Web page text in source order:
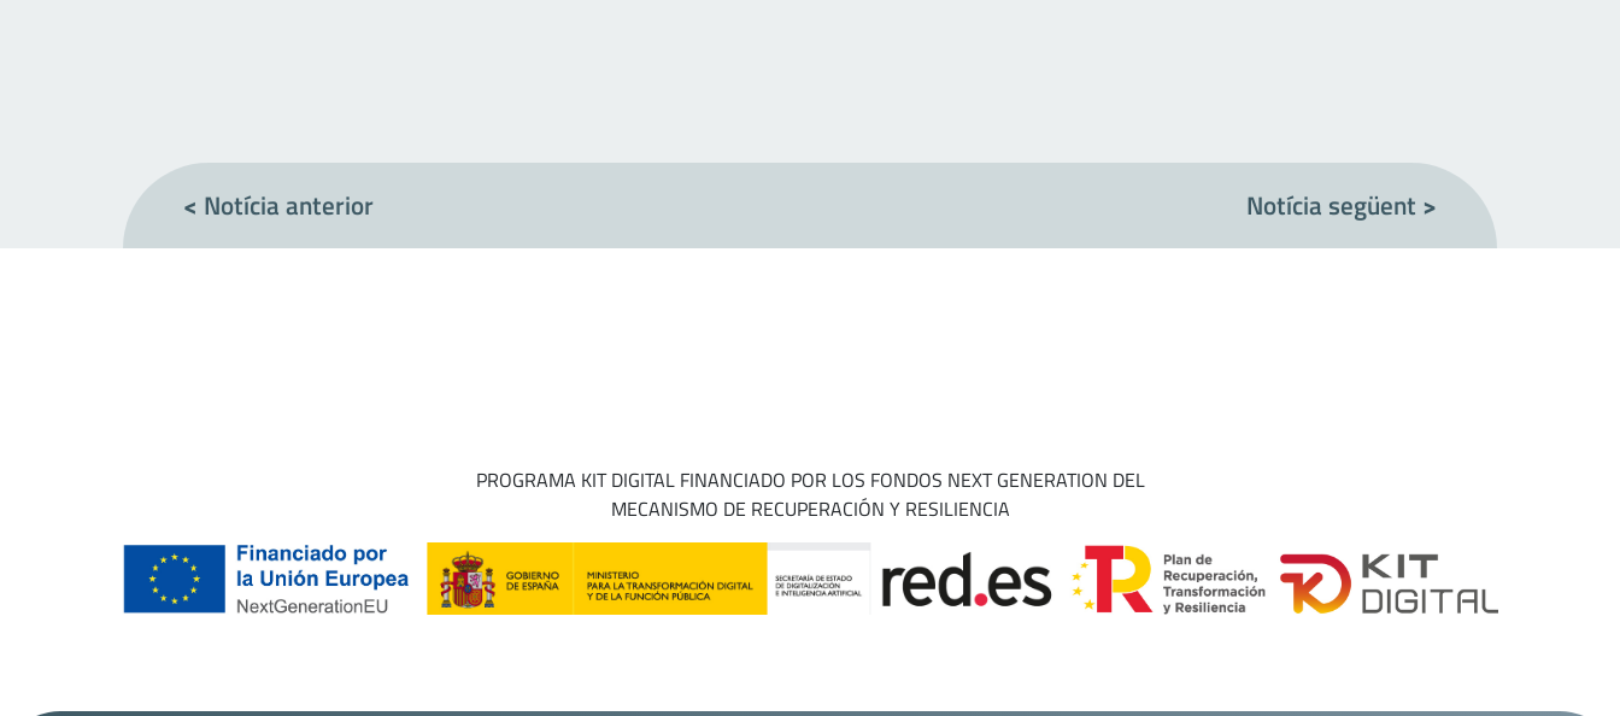
< Notícia anterior Notícia següent >
PROGRAMA KIT DIGITAL FINANCIADO POR LOS FONDOS NEXT GENERATION DEL
MECANISMO DE RECUPERACIÓN Y RESILIENCIA